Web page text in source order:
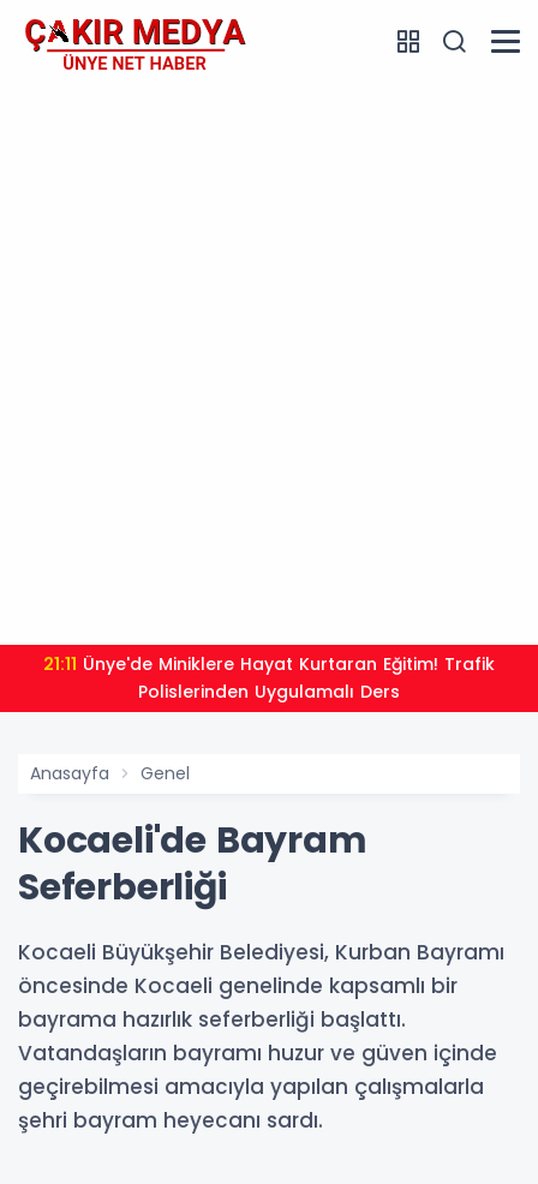
21:01 Moritanyalı
Anasayfa Genel
Kocaeli'de Bayram
Seferberliği
Kocaeli Büyükşehir Belediyesi, Kurban Bayramı
öncesinde Kocaeli genelinde kapsamlı bir
bayrama hazırlık seferberliği başlattı.
Vatandaşların bayramı huzur ve güven içinde
geçirebilmesi amacıyla yapılan çalışmalarla
şehri bayram heyecanı sardı.